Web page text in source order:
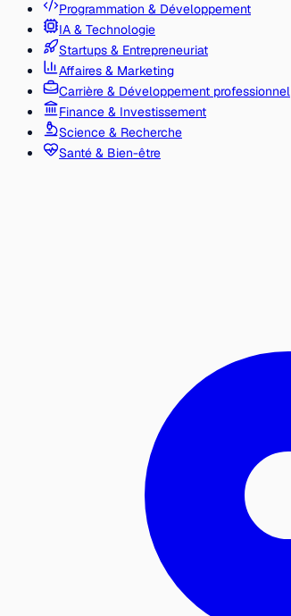
Programmation & Développement
IA & Technologie
Startups & Entrepreneuriat
Affaires & Marketing
Carrière & Développement professionnel
Finance & Investissement
Science & Recherche
Santé & Bien-être